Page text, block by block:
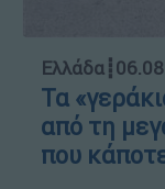
Ελλάδα┋
Τα
από τη
που